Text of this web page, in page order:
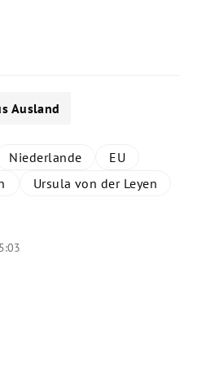
Ausland
Niederlande
EU
Ursula von der Leyen